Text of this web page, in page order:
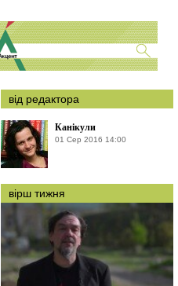
від редактора
Канікули
01 Сер 2016 14:00
вірш тижня